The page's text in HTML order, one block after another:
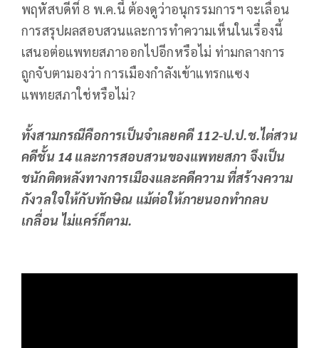
พฤหัสบดีที่ 8 พ.ค.นี้ ต้องดูว่าอนุกรรมการฯ จะเลื่อน
การสรุปผลสอบสวนและการทำความเห็นในเรื่องนี้
เสนอต่อแพทยสภาออกไปอีกหรือไม่ ท่ามกลางการ
ถูกจับตามองว่า การเมืองกำลังเข้าแทรกแซง
แพทยสภาใช่หรือไม่?
ทั้งสามกรณีคือการเป็นจำเลยคดี112-ป.ป.ช.ไต่สวน
คดีชั้น 14และการสอบสวนของแพทยสภา จึงเป็น
ชนักติดหลังทางการเมืองและคดีความ ที่สร้างความ
กังวลใจให้กับทักษิณ แม้ต่อให้ภายนอกทำกลบ
เกลื่อน ไม่แคร์ก็ตาม.